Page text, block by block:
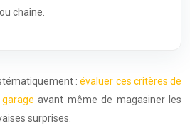
chaîne.
:évaluer ces critères de
avant même de magasiner les
surprises.